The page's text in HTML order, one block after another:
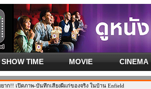
SHOW TIME MOVIE CINEMA
าก!! เปิดภาพ-บันทึกเสียงผีแก่ของจริง ในบ้าน Enfield